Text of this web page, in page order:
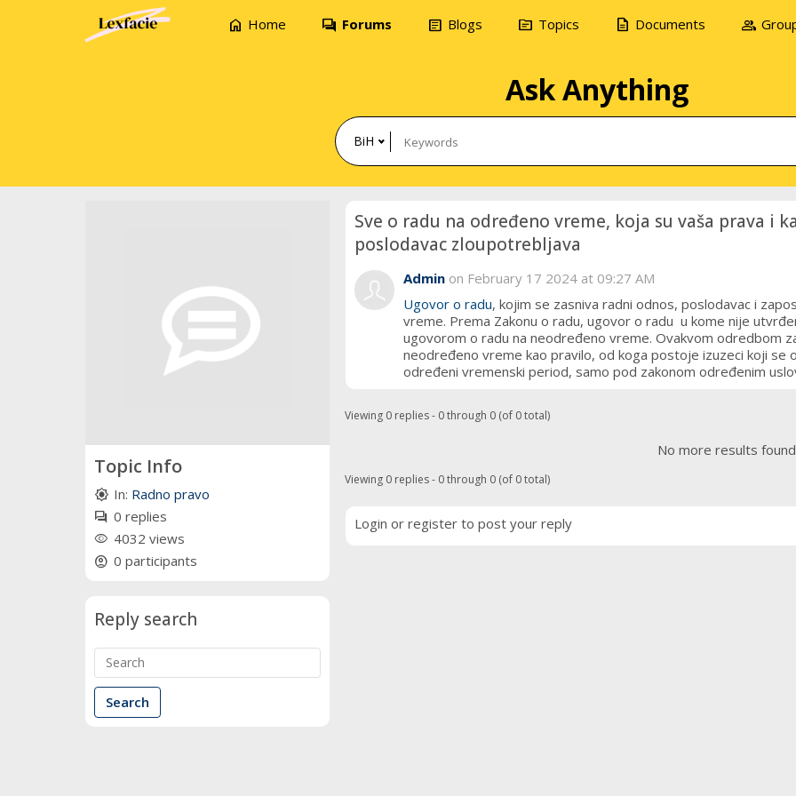
home Home forum Forums article Blogs topic Topics description Documents group
Ask Anything
BiH
Topic Info
brightness_high In: Radno pravo
forum 0 replies
remove_red_eye 4032 views
account_circle 0 participants
Reply search
Sve o radu na određeno vreme, koja su vaša prava i
poslodavac zloupotrebljava
Admin on February 17 2024 at 09:27 AM
Ugovor o radu, kojim se zasniva radni odnos, poslodavac i
vreme. Prema Zakonu o radu, ugovor o radu u kome nije
ugovorom o radu na neodređeno vreme. Ovakvom odredbom
neodređeno vreme kao pravilo, od koga postoje izuzeci koji se
određeni vremenski period, samo pod zakonom određenim
Viewing 0 replies - 0 through 0 (of 0 total)
No more results found
Viewing 0 replies - 0 through 0 (of 0 total)
Login or register to post your reply